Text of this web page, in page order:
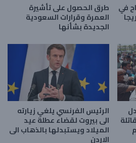
في طرق الحصول على تأشيرة
العمرة وقرارات السعودية
الجديدة بشأنها
الرئيس الفرنسي يلغي زيارته
الى بيروت لقضاء عطلة عيد
الميلاد ويستبدلها بالذهاب الى
الاردن